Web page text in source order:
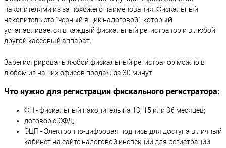
накопителями из за похожего наименования. Фискальный
накопитель это "черный ящик налоговой", который
устанавливается в каждый фискальный регистратор и в любой
другой кассовый аппарат.
Зарегистрировать любой фискальный регистратор можно в
любом из наших офисов продаж за 30 минут.
Что нужно для регистрации фискального регистратора:
ФН - фискальный накопитель на 13, 15 или 36 месяцев;
договор с ОФД;
ЭЦП - Электронно-цифровая подпись для доступа в личный
кабинет на сайте налоговой инспекции для регистрации